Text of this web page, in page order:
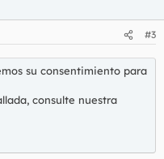
#3
su consentimiento para
consulte nuestra